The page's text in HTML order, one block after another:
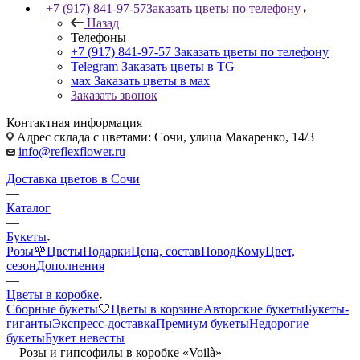
+7 (917) 841-97-57Заказать цветы по телефону
Назад
Телефоны
+7 (917) 841-97-57 Заказать цветы по телефону
Telegram Заказать цветы в TG
мах Заказать цветы в мах
Заказать звонок
Контактная информация
Адрес склада с цветами: Сочи, улица Макаренко, 14/3
info@reflexflower.ru
Доставка цветов в Сочи
—
Каталог
—
Букеты
Розы🌹ЦветыПодаркиЦена, составПоводКомуЦвет,
сезонДополнения
—
Цветы в коробке
Сборные букеты🤍Цветы в корзинеАвторские букетыБукеты-
гигантыЭкспресс-доставкаПремиум букетыНедорогие
букетыБукет невесты
—Розы и гипсофилы в коробке «Voilà»